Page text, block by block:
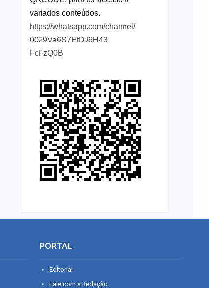
variados conteúdos.
https://whatsapp.com/channel/
0029Va6S7EtDJ6H43
FcFzQ0B
PORTAL
Editorial
Fale com a Redação